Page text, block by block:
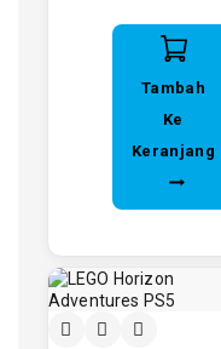
Tambah
Ke
Keranjang